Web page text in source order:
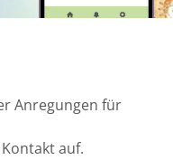
Anregungen für
auf.